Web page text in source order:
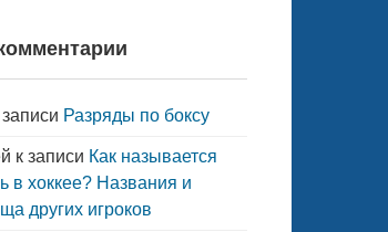
записи Разряды по боксу
к записи Как называется
в хоккее? Названия и
других игроков